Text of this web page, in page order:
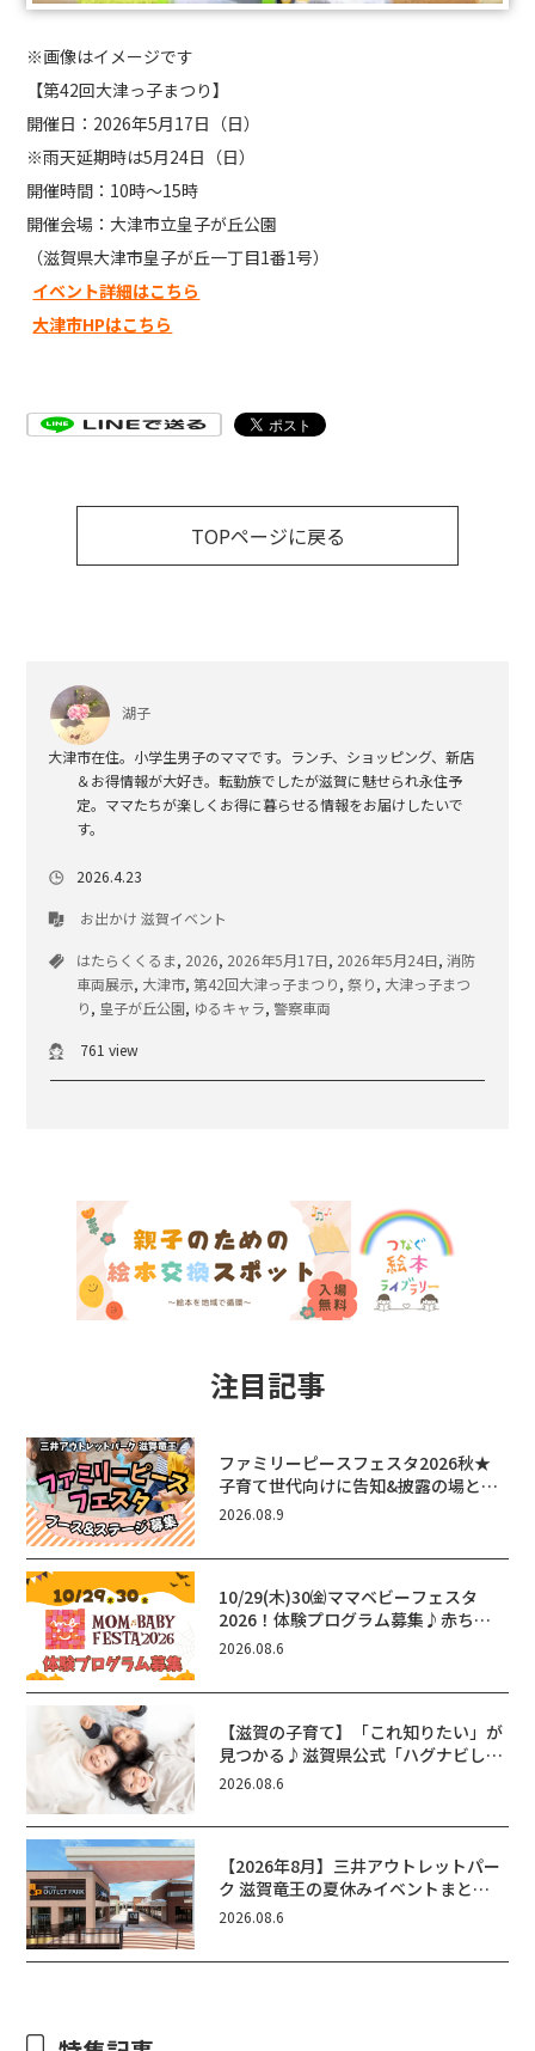
※画像はイメージです
【第42回大津っ子まつり】
開催日：2026年5月17日（日）
※雨天延期時は5月24日（日）
開催時間：10時～15時
開催会場：大津市立皇子が丘公園
（滋賀県大津市皇子が丘一丁目1番1号）
イベント詳細はこちら
大津市HPはこちら
TOPページに戻る
湖子
大津市在住。小学生男子のママです。ランチ、ショッピング、新店
＆お得情報が大好き。転勤族でしたが滋賀に魅せられ永住予
定。ママたちが楽しくお得に暮らせる情報をお届けしたいで
す。
2026.4.23
お出かけ 滋賀イベント
はたらくくるま, 2026, 2026年5月17日, 2026年5月24日,消防
車両展示, 大津市,第42回大津っ子まつり,祭り, 大津っ子まつ
り, 皇子が丘公園, ゆるキャラ,警察車両
761 view
注目記事
ファミリーピースフェスタ2026秋★
子育て世代向けに告知&披露の場とし
て♪ステージ又はブース出店しません
2026.08.9
10/29(木)30㈮ママベビーフェスタ
2026！体験プログラム募集♪赤ちゃ
ん向けイベントに出演しませんか？
2026.08.6
【滋賀の子育て】「これ知りたい」が
見つかる♪滋賀県公式「ハグナビし
が」使ってる？おでかけ・制度・子育
2026.08.6
【2026年8月】三井アウトレットパー
ク 滋賀竜王の夏休みイベントまと
め！びしょぬれ水あそび・激辛グル
ん！
2026.08.6